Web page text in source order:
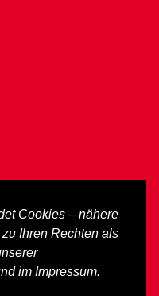
Cookies – nähere
Ihren Rechten als
im Impressum.